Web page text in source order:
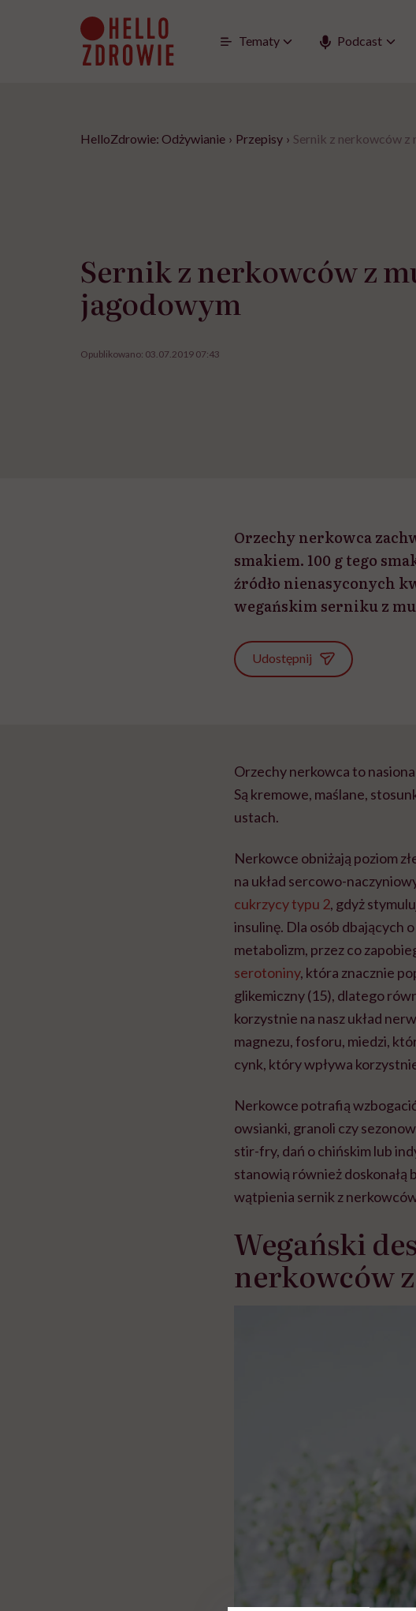
Tematy Podcast
HelloZdrowie: Odżywianie › Przepisy › Sernik z nerkowców z
Sernik z nerkowców z
jagodowym
Opublikowano: 03.07.2019 07:43
Orzechy nerkowca
smakiem. 100 g tego
źródło nienasyconych
wegańskim serniku z
Udostępnij
Orzechy nerkowca to
Są kremowe, maślane,
ustach.
Nerkowce obniżają poziom
na układ sercowo-
cukrzycy typu 2, gdyż
insulinę. Dla osób dbających
metabolizm, przez co
serotoniny, która znacznie
glikemiczny (15), dlatego
korzystnie na nasz układ
magnezu, fosforu, miedzi,
cynk, który wpływa
Nerkowce potrafią
owsianki, granoli czy
stir-fry, dań o chińskim lub
stanowią również doskonałą
wątpienia sernik z
Wegański
nerkowców